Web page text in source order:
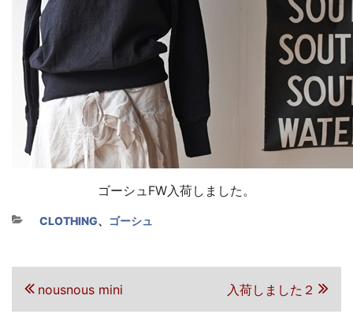
ゴーシュFW入荷しました。
カテゴリー
CLOTHING、 ゴーシュ
投稿ナビゲーション
前の投稿
nousnous mini 入荷しました２